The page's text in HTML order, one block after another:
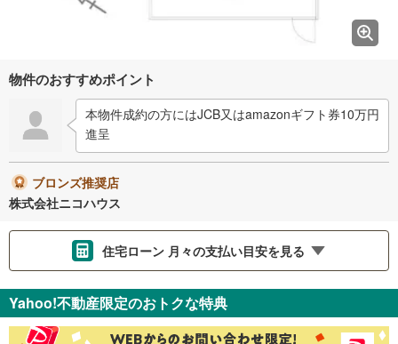
物件のおすすめポイント
本物件成約の方にはJCB又はamazonギフト券10万円
進呈
ブロンズ推奨店
株式会社ニコハウス
住宅ローン 月々の支払い目安を見る
金利 ％
Yahoo!不動産限定のおトクな特典